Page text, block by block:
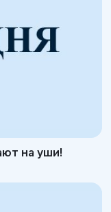
на уши!